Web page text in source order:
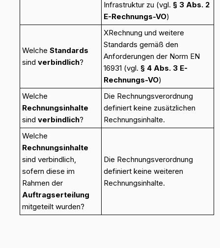
Infrastruktur zu (vgl. § 3 Abs. 2
E-Rechnungs-VO)
Welche Standards
sind verbindlich?
XRechnung und weitere
Standards gemäß den
Anforderungen der Norm EN
16931 (vgl. § 4 Abs. 3 E-
Rechnungs-VO)
Welche
Rechnungsinhalte
sind verbindlich?
Die Rechnungsverordnung
definiert keine zusätzlichen
Rechnungsinhalte.
Welche
Rechnungsinhalte
sind verbindlich,
sofern diese im
Rahmen der
Auftragserteilung
mitgeteilt wurden?
Die Rechnungsverordnung
definiert keine weiteren
Rechnungsinhalte.